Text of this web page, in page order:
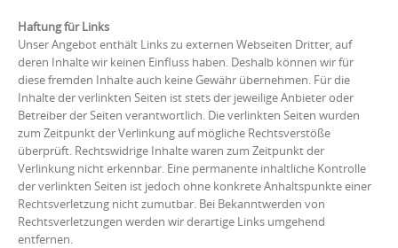
Haftung für Links
Unser Angebot enthält Links zu externen Webseiten Dritter, auf
deren Inhalte wir keinen Einfluss haben. Deshalb können wir für
diese fremden Inhalte auch keine Gewähr übernehmen. Für die
Inhalte der verlinkten Seiten ist stets der jeweilige Anbieter oder
Betreiber der Seiten verantwortlich. Die verlinkten Seiten wurden
zum Zeitpunkt der Verlinkung auf mögliche Rechtsverstöße
überprüft. Rechtswidrige Inhalte waren zum Zeitpunkt der
Verlinkung nicht erkennbar. Eine permanente inhaltliche Kontrolle
der verlinkten Seiten ist jedoch ohne konkrete Anhaltspunkte einer
Rechtsverletzung nicht zumutbar. Bei Bekanntwerden von
Rechtsverletzungen werden wir derartige Links umgehend
entfernen.